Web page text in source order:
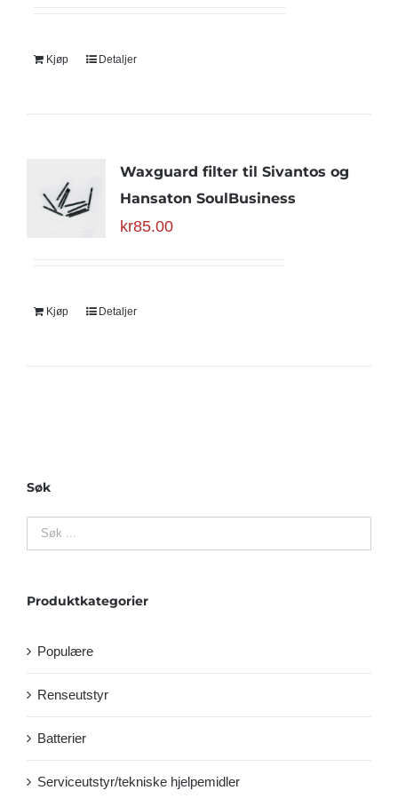
Kjøp Detaljer
Waxguard filter til Sivantos og
Hansaton SoulBusiness
kr85.00
Kjøp Detaljer
Søk
Produktkategorier
Populære
Renseutstyr
Batterier
Serviceutstyr/tekniske hjelpemidler